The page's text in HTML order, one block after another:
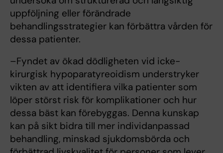
uppföljning eller förändrade
behandlingsstrategier kan förbättra vården för
dessa patienter.
–Fyndet av ökad dödligheten vid icke-
kirurgisk hypoparatyreoidism understryker
vikten av att identifiera vilka patienter som
löper störst risk för komplikationer och hur
dessa bäst kan förebyggas. Denna kunskap
kan på sikt bidra till mer individanpassad
behandling, minskad sjukdomsbörda och